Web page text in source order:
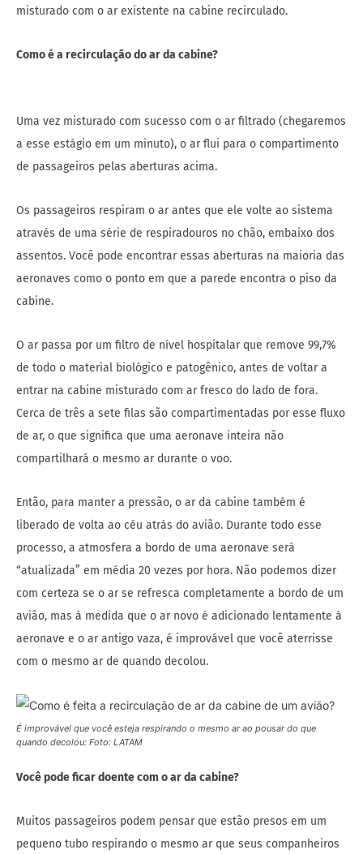
misturado com o ar existente na cabine recirculado.
Como é a recirculação do ar da cabine?
Uma vez misturado com sucesso com o ar filtrado (chegaremos
a esse estágio em um minuto), o ar flui para o compartimento
de passageiros pelas aberturas acima.
Os passageiros respiram o ar antes que ele volte ao sistema
através de uma série de respiradouros no chão, embaixo dos
assentos. Você pode encontrar essas aberturas na maioria das
aeronaves como o ponto em que a parede encontra o piso da
cabine.
O ar passa por um filtro de nível hospitalar que remove 99,7%
de todo o material biológico e patogênico, antes de voltar a
entrar na cabine misturado com ar fresco do lado de fora.
Cerca de três a sete filas são compartimentadas por esse fluxo
de ar, o que significa que uma aeronave inteira não
compartilhará o mesmo ar durante o voo.
Então, para manter a pressão, o ar da cabine também é
liberado de volta ao céu atrás do avião. Durante todo esse
processo, a atmosfera a bordo de uma aeronave será
“atualizada” em média 20 vezes por hora. Não podemos dizer
com certeza se o ar se refresca completamente a bordo de um
avião, mas à medida que o ar novo é adicionado lentamente à
aeronave e o ar antigo vaza, é improvável que você aterrisse
com o mesmo ar de quando decolou.
É improvável que você esteja respirando o mesmo ar ao pousar do que
quando decolou: Foto: LATAM
Você pode ficar doente com o ar da cabine?
Muitos passageiros podem pensar que estão presos em um
pequeno tubo respirando o mesmo ar que seus companheiros